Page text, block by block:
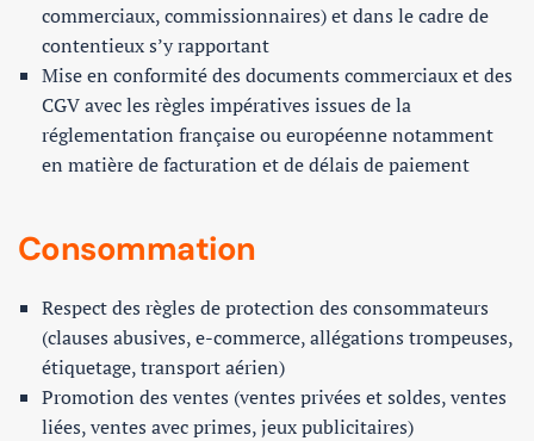
commerciaux, commissionnaires) et dans le cadre de
contentieux s’y rapportant
Mise en conformité des documents commerciaux et des
CGV avec les règles impératives issues de la
réglementation française ou européenne notamment
en matière de facturation et de délais de paiement
Consommation
Respect des règles de protection des consommateurs
(clauses abusives, e-commerce, allégations trompeuses,
étiquetage, transport aérien)
Promotion des ventes (ventes privées et soldes, ventes
liées, ventes avec primes, jeux publicitaires)